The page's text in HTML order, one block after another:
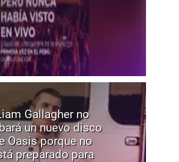
Gallagher no
un nuevo disco
Oasis porque no
preparado para